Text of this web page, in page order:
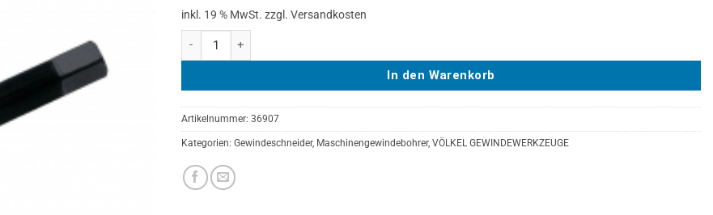
inkl. 19 % MwSt. zzgl. Versandkosten
In den Warenkorb
Artikelnummer: 36907
Kategorien: Gewindeschneider, Maschinengewindebohrer, VÖLKEL GEWINDEWERKZEUGE